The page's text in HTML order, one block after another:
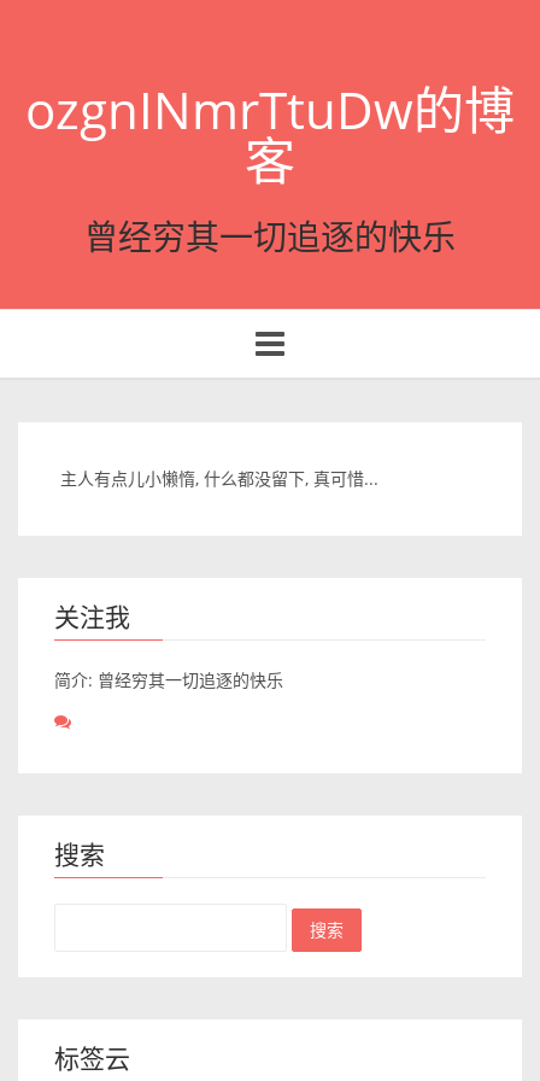
ozgnINmrTtuDw的博
客
曾经穷其一切追逐的快乐
navigation
主人有点儿小懒惰, 什么都没留下, 真可惜...
关注我
简介: 曾经穷其一切追逐的快乐
搜索
标签云